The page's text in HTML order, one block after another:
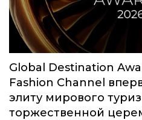
Global Destination
Fashion Channel
элиту мирового
торжественной